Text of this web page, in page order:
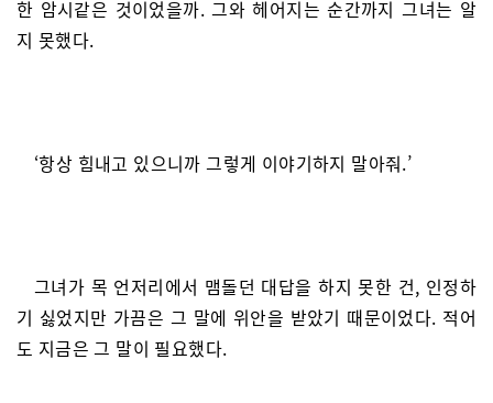
한 암시같은 것이었을까. 그와 헤어지는 순간까지 그녀는 알
지 못했다.
‘항상 힘내고 있으니까 그렇게 이야기하지 말아줘.’
그녀가 목 언저리에서 맴돌던 대답을 하지 못한 건, 인정하
기 싫었지만 가끔은 그 말에 위안을 받았기 때문이었다. 적어
도 지금은 그 말이 필요했다.